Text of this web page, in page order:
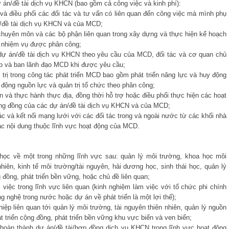
đề tài dịch vụ KHCN (bao gồm cả công việc và kinh phí):
điều phối các đối tác và tư vấn có liên quan đến công việc mà mình phụ
tài dịch vụ KHCN và của MCD;
môn và các bộ phận liên quan trong xây dựng và thực hiện kế hoạch
vụ được phân công;
án/đề tài dịch vụ KHCN theo yêu cầu của MCD, đối tác và cơ quan chủ
và ban lãnh đạo MCD khi được yêu cầu;
trong công tác phát triển MCD bao gồm phát triển năng lực và huy động
nguồn lực và quản trị tổ chức theo phân công;
và thực hành thực địa, đồng thời hỗ trợ hoặc điều phối thực hiện các hoạt
đồng của các dự án/đề tài dịch vụ KHCN và của MCD;
và kết nối mạng lưới với các đối tác trong và ngoài nước từ các khối nhà
nội dung thuộc lĩnh vực hoạt động của MCD.
về một trong những lĩnh vực sau: quản lý môi trường, khoa học môi
kinh tế môi trường/tài nguyên, hải dương học, sinh thái học, quản lý
phát triển bền vững, hoặc chủ đề liên quan;
việc trong lĩnh vực liên quan (kinh nghiệm làm việc với tổ chức phi chính
nghệ trong nước hoặc dự án về phát triển là một lợi thế);
liên quan tới quản lý môi trường, tài nguyên thiên nhiên, quản lý nguồn
triển cộng đồng, phát triển bền vững khu vực biển và ven biển;